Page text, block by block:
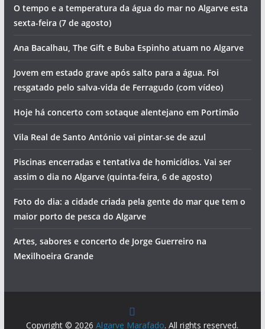
O tempo e a temperatura da água do mar no Algarve esta
sexta-feira (7 de agosto)
Ana Bacalhau, The Gift e Buba Espinho atuam no Algarve
Jovem em estado grave após salto para a água. Foi
resgatado pelo salva-vida de Ferragudo (com vídeo)
Hoje há concerto com sotaque alentejano em Portimão
Vila Real de Santo António vai pintar-se de azul
Piscinas encerradas e tentativa de homicídios. Vai ser
assim o dia no Algarve (quinta-feira, 6 de agosto)
Foto do dia: a cidade criada pela gente do mar que tem o
maior porto de pesca do Algarve
Artes, sabores e concerto de Jorge Guerreiro na
Mexilhoeira Grande
Copyright © 2026Algarve Marafado. All rights reserved.